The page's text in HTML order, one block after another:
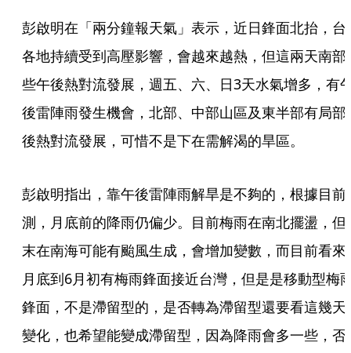
彭啟明在「兩分鐘報天氣」表示，近日鋒面北抬，台
各地持續受到高壓影響，會越來越熱，但這兩天南部
些午後熱對流發展，週五、六、日3天水氣增多，有
後雷陣雨發生機會，北部、中部山區及東半部有局部
後熱對流發展，可惜不是下在需解渴的旱區。
彭啟明指出，靠午後雷陣雨解旱是不夠的，根據目前
測，月底前的降雨仍偏少。目前梅雨在南北擺盪，但
末在南海可能有颱風生成，會增加變數，而目前看來
月底到6月初有梅雨鋒面接近台灣，但是是移動型梅
鋒面，不是滯留型的，是否轉為滯留型還要看這幾天
變化，也希望能變成滯留型，因為降雨會多一些，否